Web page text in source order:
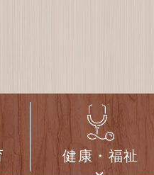
健康・福祉